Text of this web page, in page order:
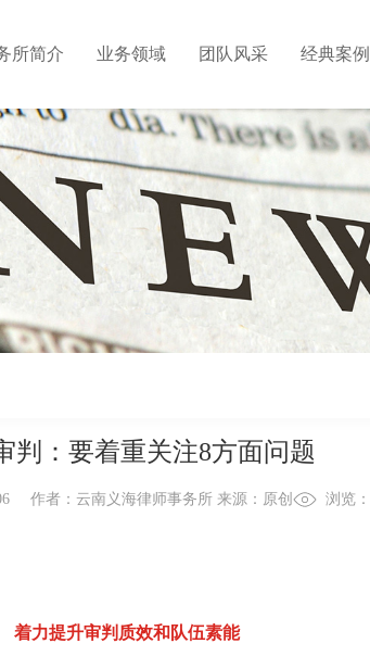
所简介 业务领域 团队风采 经典案例
判：要着重关注8方面问题
作者：云南义海律师事务所 来源：原创 浏览
着力提升审判质效和队伍素能